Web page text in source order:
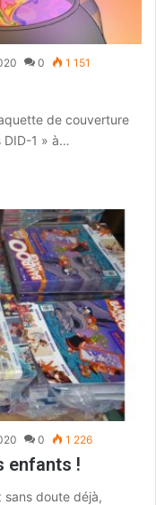
0 1 151
de couverture
DID-1 » à…
0 1 226
enfants !
sans doute déjà,